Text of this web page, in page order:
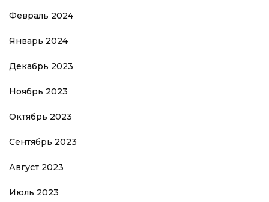
Февраль 2024
Январь 2024
Декабрь 2023
Ноябрь 2023
Октябрь 2023
Сентябрь 2023
Август 2023
Июль 2023